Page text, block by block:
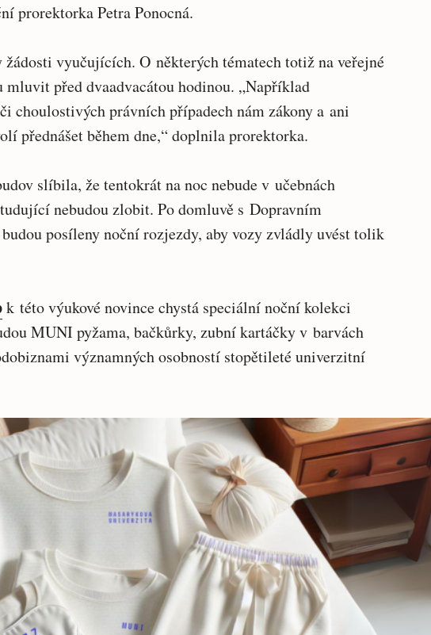
prorektorka Petra Ponocná.
vyučujících. O některých tématech totiž na veřejné
mluvit před dvaadvacátou hodinou. „Například
choulostivých právních případech nám zákony a ani
přednášet během dne,“ doplnila prorektorka.
slíbila, že tentokrát na noc nebude v učebnách
nebudou zlobit. Po domluvě s Dopravním
posíleny noční rozjezdy, aby vozy zvládly uvést tolik
k této výukové novince chystá speciální noční kolekci
MUNI pyžama, bačkůrky, zubní kartáčky v barvách
významných osobností stopětileté univerzitní